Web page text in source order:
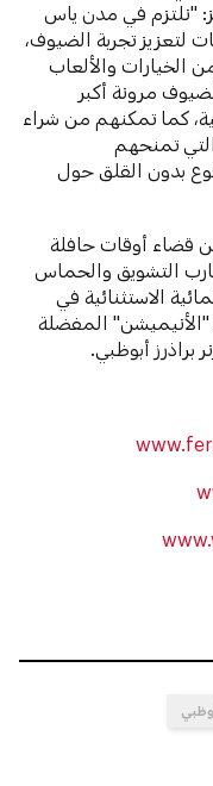
"نلتزم في مدن ياس
لتعزيز تجربة الضيوف،
والألعاب
مرونة أكبر
كما تمكنهم من شراء
تمنحهم
بدون القلق حول
قضاء أوقات حافلة
التشويق والحماس
الاستثنائية في
المفضلة
أبوظبي.